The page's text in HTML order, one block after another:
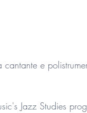
e
Jazz Studies